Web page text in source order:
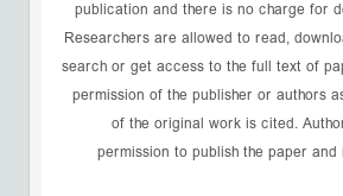
publication and there is no charge for
Researchers are allowed to read,
search or get access to the full text of
permission of the publisher or authors
of the original work is cited.
permission to publish the paper